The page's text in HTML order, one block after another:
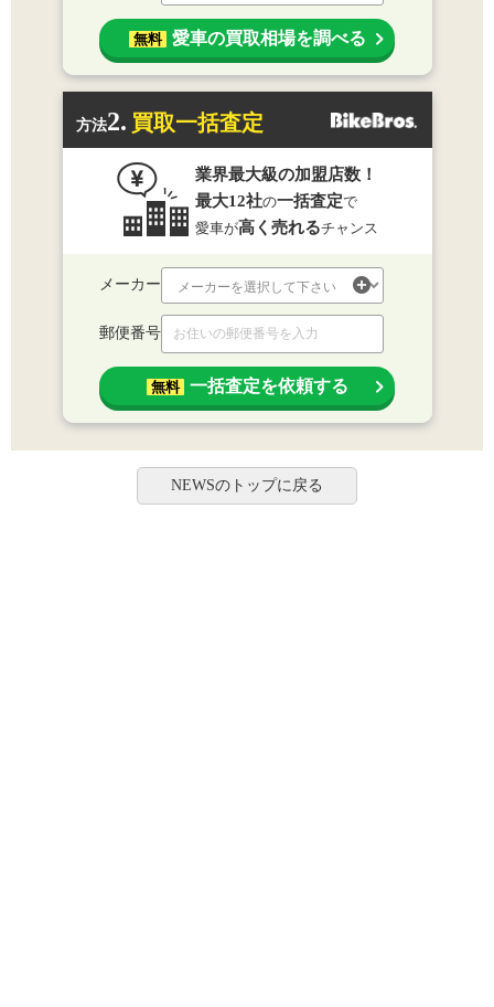
無料 愛車の買取相場を調べる
方法2. 買取一括査定
業界最大級の加盟店数！
最大12社の一括査定で
愛車が高く売れるチャンス
メーカー
郵便番号
無料 一括査定を依頼する
NEWSのトップに戻る